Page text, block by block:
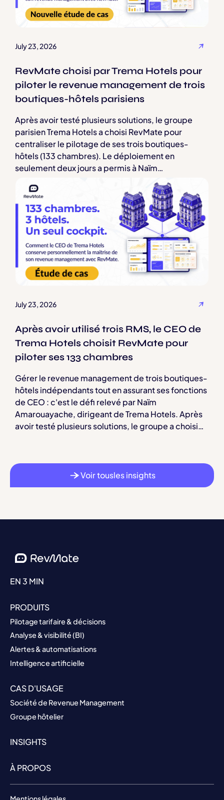
recommandations lisibles.
July 23, 2026
RevMate choisi par Trema Hotels pour
piloter le revenue management de trois
boutiques-hôtels parisiens
Après avoir testé plusieurs solutions, le groupe
parisien Trema Hotels a choisi RevMate pour
centraliser le pilotage de ses trois boutiques-
hôtels (133 chambres). Le déploiement en
seulement deux jours a permis à Naïm
Amarouayache, CEO du groupe, d'éliminer les
tâches manuelles tout en conservant une maîtrise
stratégique totale sur ses décisions tarifaires. Une
étude de cas qui illustre comment une solution
claire et personnalisable surpasse la complexité
des outils traditionnels.
July 23, 2026
Après avoir utilisé trois RMS, le CEO de
Trema Hotels choisit RevMate pour
piloter ses 133 chambres
Gérer le revenue management de trois boutiques-
hôtels indépendants tout en assurant ses fonctions
de CEO : c'est le défi relevé par Naïm
Amarouayache, dirigeant de Trema Hotels. Après
avoir testé plusieurs solutions, le groupe a choisi
Voir tousles insights
EN 3 MIN
PRODUITS
Pilotage tarifaire & décisions
Analyse & visibilité (BI)
Alertes & automatisations
Intelligence artificielle
CAS D'USAGE
Société de Revenue Management
Groupe hôtelier
INSIGHTS
À PROPOS